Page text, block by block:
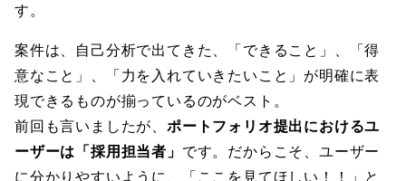
す。
案件は、自己分析で出てきた、「できること」、「得
意なこと」、「力を入れていきたいこと」が明確に表
現できるものが揃っているのがベスト。
前回も言いましたが、 ポートフォリオ提出におけるユ
ーザーは「採用担当者」 です。だからこそ、ユーザー
に分かりやすいように、「ここを見てほしい！！」と